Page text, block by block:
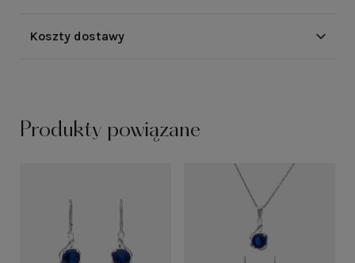
Koszty dostawy
Produkty powiązane